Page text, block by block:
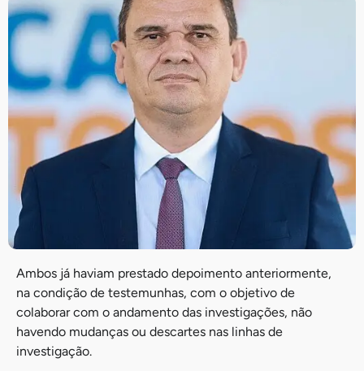
Ambos já haviam prestado depoimento anteriormente,
na condição de testemunhas, com o objetivo de
colaborar com o andamento das investigações, não
havendo mudanças ou descartes nas linhas de
investigação.